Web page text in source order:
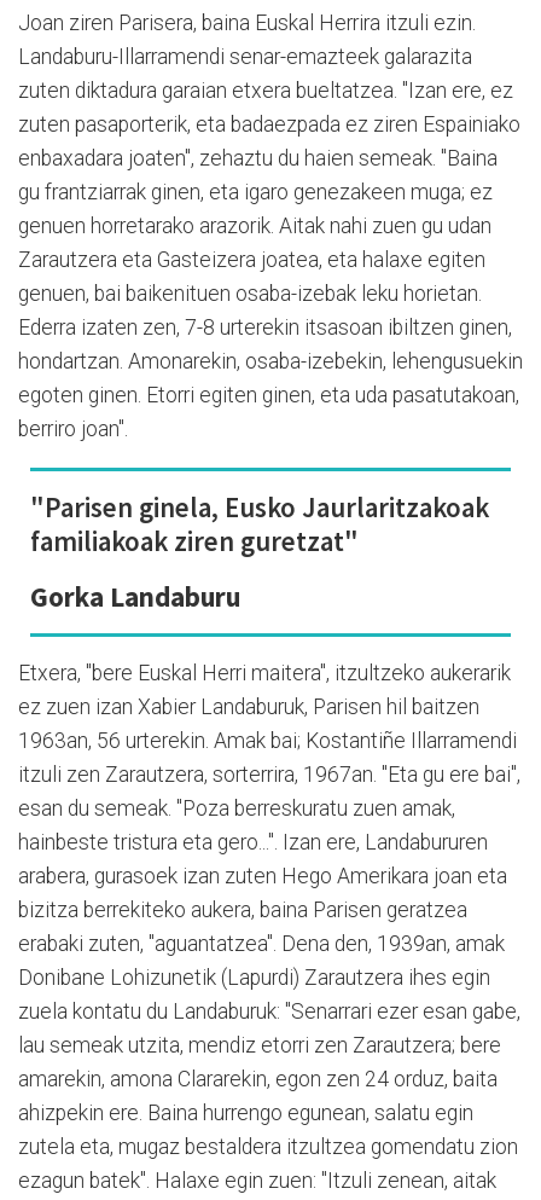
Joan ziren Parisera, baina Euskal Herrira itzuli ezin.
Landaburu-Illarramendi senar-emazteek galarazita
zuten diktadura garaian etxera bueltatzea. "Izan ere, ez
zuten pasaporterik, eta badaezpada ez ziren Espainiako
enbaxadara joaten", zehaztu du haien semeak. "Baina
gu frantziarrak ginen, eta igaro genezakeen muga; ez
genuen horretarako arazorik. Aitak nahi zuen gu udan
Zarautzera eta Gasteizera joatea, eta halaxe egiten
genuen, bai baikenituen osaba-izebak leku horietan.
Ederra izaten zen, 7-8 urterekin itsasoan ibiltzen ginen,
hondartzan. Amonarekin, osaba-izebekin, lehengusuekin
egoten ginen. Etorri egiten ginen, eta uda pasatutakoan,
berriro joan".
"Parisen ginela, Eusko Jaurlaritzakoak
familiakoak ziren guretzat"
Gorka Landaburu
Etxera, "bere Euskal Herri maitera", itzultzeko aukerarik
ez zuen izan Xabier Landaburuk, Parisen hil baitzen
1963an, 56 urterekin. Amak bai; Kostantiñe Illarramendi
itzuli zen Zarautzera, sorterrira, 1967an. "Eta gu ere bai",
esan du semeak. "Poza berreskuratu zuen amak,
hainbeste tristura eta gero...". Izan ere, Landabururen
arabera, gurasoek izan zuten Hego Amerikara joan eta
bizitza berrekiteko aukera, baina Parisen geratzea
erabaki zuten, "aguantatzea". Dena den, 1939an, amak
Donibane Lohizunetik (Lapurdi) Zarautzera ihes egin
zuela kontatu du Landaburuk: "Senarrari ezer esan gabe,
lau semeak utzita, mendiz etorri zen Zarautzera; bere
amarekin, amona Clararekin, egon zen 24 orduz, baita
ahizpekin ere. Baina hurrengo egunean, salatu egin
zutela eta, mugaz bestaldera itzultzea gomendatu zion
ezagun batek". Halaxe egin zuen: "Itzuli zenean, aitak